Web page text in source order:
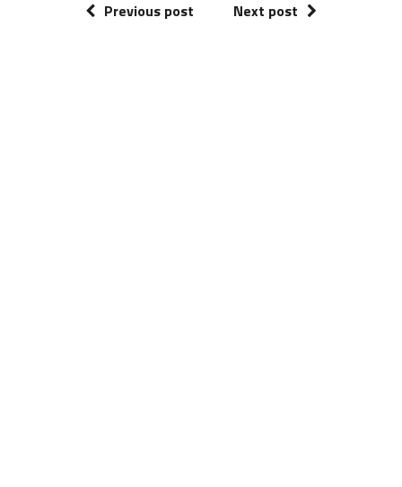
Previous post Next post